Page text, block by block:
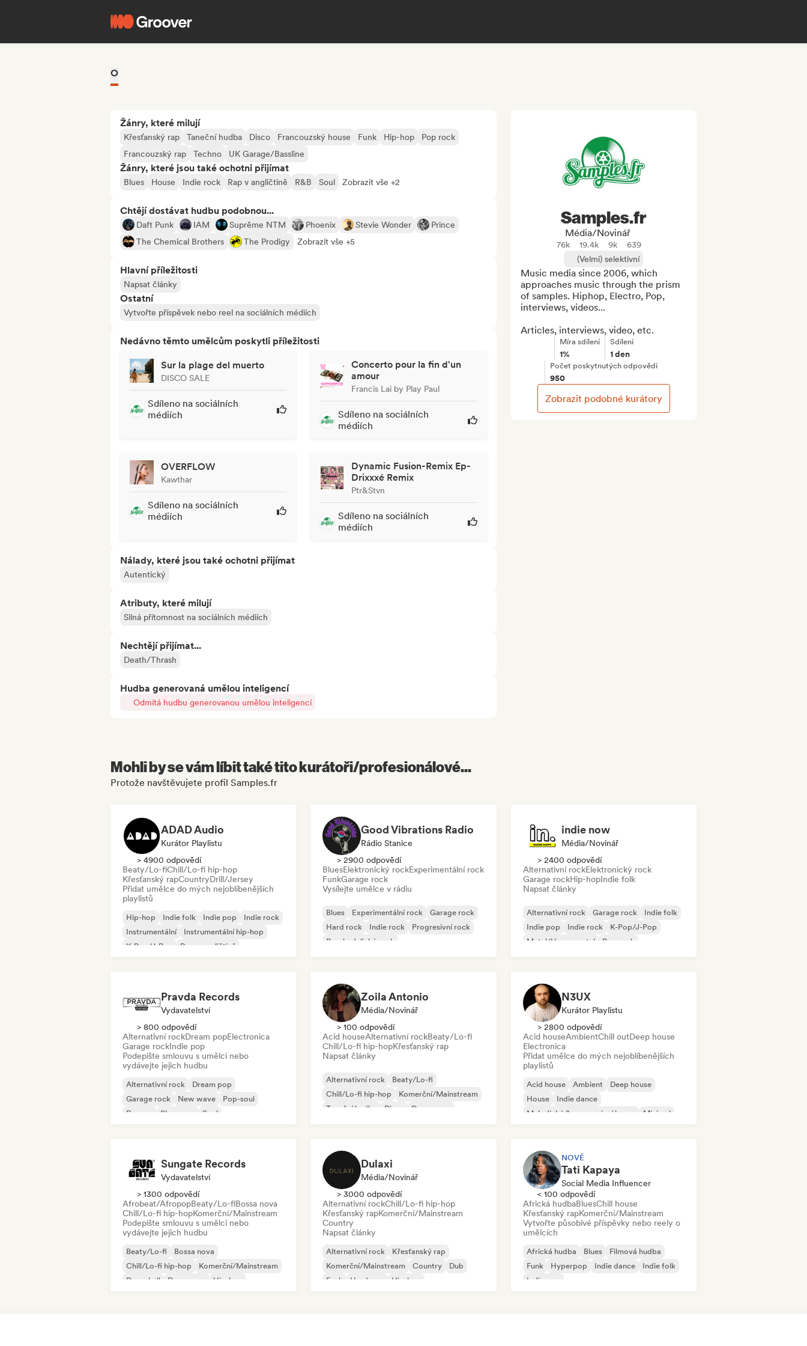
O
Žánry, které milují
Křesťanský rap Taneční hudba Disco Francouzský house Funk Hip-hop
Pop rock
Francouzský rap
Techno UK Garage/Bassline
Žánry, které jsou také ochotni přijímat
Blues House Indie rock Rap v angličtině R&B Soul Zobrazit vše +2
Chtějí dostávat hudbu podobnou...
Daft Punk IAM Suprême NTM Phoenix Stevie Wonder
Prince
The Chemical Brothers
The Prodigy Zobrazit vše +5
Hlavní příležitosti
Napsat články
Ostatní
Vytvořte příspěvek nebo reel na sociálních médiích
Nedávno těmto umělcům poskytli příležitosti
Sur la plage del muerto
DISCO SALE
Sdíleno na sociálních
médiích
Concerto pour la fin d'un
amour
Francis Lai by Play Paul
Sdíleno na sociálních
médiích
OVERFLOW
Kawthar
Sdíleno na sociálních
médiích
Dynamic Fusion-Remix Ep-
Drixxxé Remix
Ptr&Stvn
Sdíleno na sociálních
médiích
Nálady, které jsou také ochotni přijímat
Autentický
Atributy, které milují
Silná přítomnost na sociálních médiích
Nechtějí přijímat...
Death/Thrash
Hudba generovaná umělou inteligencí
Odmítá hudbu generovanou umělou inteligencí
Samples.fr
Média/novinář
76k 19.4k 9k
639
(Velmi) selektivní
Music media since 2006, which
approaches music through the prism
of samples. Hiphop, Electro, Pop,
interviews, videos...
Articles, interviews, video, etc.
Míra sdílení
1%
Sdílení
1 den
Počet poskytnutých odpovědí
950
Zobrazit podobné kurátory
Mohli by se vám líbit také tito kurátoři/profesionálové...
Protože navštěvujete profil Samples.fr
ADAD Audio
Kurátor Playlistu
> 4900 odpovědí
Beaty/Lo-fiChill/Lo-fi hip-hop
Křesťanský rapCountryDrill/Jersey
Přidat umělce do mých nejoblíbenějších
playlistů
Hip-hop Indie folk Indie pop
Indie rock
Instrumentální
Instrumentální hip-hop
K-Pop/J-Pop
Rap v angličtině
Good Vibrations Radio
Rádio Stanice
> 2900 odpovědí
BluesElektronický rockExperimentální rock
FunkGarage rock
Vysílejte umělce v rádiu
Blues Experimentální rock
Garage rock
Hard rock
Indie rock
Progresivní rock
Psychedelický rock
indie now
Média/novinář
> 2400 odpovědí
Alternativní rockElektronický rock
Garage rockHip-hopIndie folk
Napsat články
Alternativní rock Garage rock
Indie folk
Indie pop
Indie rock
K-Pop/J-Pop
Metal/Heavy metal
Pop rock
Pravda Records
Vydavatelství
> 800 odpovědí
Alternativní rockDream popElectronica
Garage rockIndie pop
Podepište smlouvu s umělci nebo
vydávejte jejich hudbu
Alternativní rock
Dream pop
Garage rock
New wave
Pop-soul
Reggae
Shoegaze Soul
Zoila Antonio
Média/novinář
> 100 odpovědí
Acid houseAlternativní rockBeaty/Lo-fi
Chill/Lo-fi hip-hopKřesťanský rap
Napsat články
Alternativní rock
Beaty/Lo-fi
Chill/Lo-fi hip-hop
Komerční/Mainstream
Taneční hudba
Disco
Dream pop
N3UX
Kurátor Playlistu
> 2800 odpovědí
Acid houseAmbientChill outDeep house
Electronica
Přidat umělce do mých nejoblíbenějších
playlistů
Acid house Ambient
Deep house
House
Indie dance
Melodický & progresivní house
Minimal
Sungate Records
Vydavatelství
> 1300 odpovědí
Afrobeat/AfropopBeaty/Lo-fiBossa nova
Chill/Lo-fi hip-hopKomerční/Mainstream
Podepište smlouvu s umělci nebo
vydávejte jejich hudbu
Beaty/Lo-fi
Bossa nova
Chill/Lo-fi hip-hop
Komerční/Mainstream
Dancehall
Dance pop
Hip-hop
Dulaxi
Média/novinář
> 3000 odpovědí
Alternativní rockChill/Lo-fi hip-hop
Křesťanský rapKomerční/Mainstream
Country
Napsat články
Alternativní rock
Křesťanský rap
Komerční/Mainstream
Country
Dub
Funk
Hardcore Hip-hop
NOVÉ
Tati Kapaya
Social Media Influencer
< 100 odpovědí
Africká hudbaBluesChill house
Křesťanský rapKomerční/Mainstream
Vytvořte působivé příspěvky nebo reely o
umělcích
Africká hudba Blues
Filmová hudba
Funk
Hyperpop Indie dance
Indie folk
Indie pop